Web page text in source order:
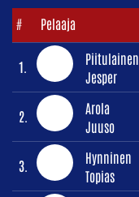
# Pelaaja
1.
Piitulainen
Jesper
2.
Arola
Juuso
3.
Hynninen
Topias